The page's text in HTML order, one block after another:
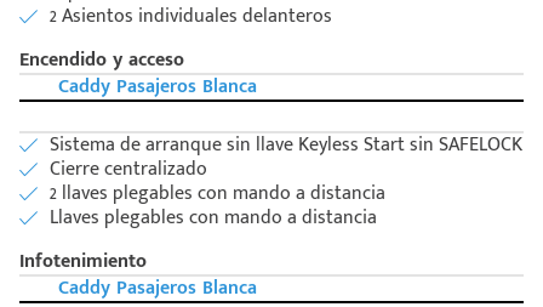
2 Asientos individuales delanteros
Encendido y acceso
Caddy Pasajeros Blanca
Sistema de arranque sin llave Keyless Start sin SAFELOCK
Cierre centralizado
2 llaves plegables con mando a distancia
Llaves plegables con mando a distancia
Infotenimiento
Caddy Pasajeros Blanca